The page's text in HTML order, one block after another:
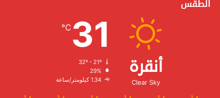
الطقس
أنقرة
Clear Sky
31
℃
الرطوبة:
الرياح: